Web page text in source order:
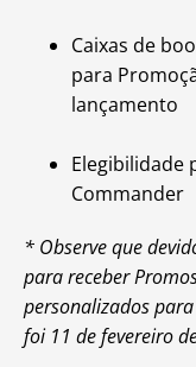
Caixas de
para
lançamento
Elegibilidade
Commander
* Observe que
para receber
personalizados
foi 11 de fevereiro